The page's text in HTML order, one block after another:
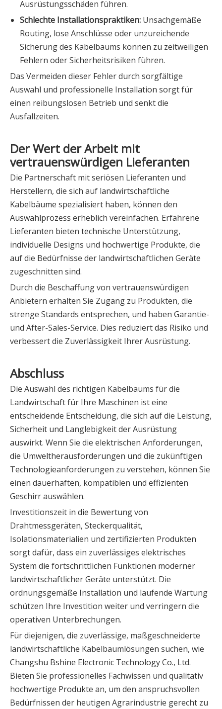
Ausrüstungsschäden führen.
Schlechte Installationspraktiken: Unsachgemäße
Routing, lose Anschlüsse oder unzureichende
Sicherung des Kabelbaums können zu zeitweiligen
Fehlern oder Sicherheitsrisiken führen.
Das Vermeiden dieser Fehler durch sorgfältige
Auswahl und professionelle Installation sorgt für
einen reibungslosen Betrieb und senkt die
Ausfallzeiten.
Der Wert der Arbeit mit
vertrauenswürdigen Lieferanten
Die Partnerschaft mit seriösen Lieferanten und
Herstellern, die sich auf landwirtschaftliche
Kabelbäume spezialisiert haben, können den
Auswahlprozess erheblich vereinfachen. Erfahrene
Lieferanten bieten technische Unterstützung,
individuelle Designs und hochwertige Produkte, die
auf die Bedürfnisse der landwirtschaftlichen Geräte
zugeschnitten sind.
Durch die Beschaffung von vertrauenswürdigen
Anbietern erhalten Sie Zugang zu Produkten, die
strenge Standards entsprechen, und haben Garantie-
und After-Sales-Service. Dies reduziert das Risiko und
verbessert die Zuverlässigkeit Ihrer Ausrüstung.
Abschluss
Die Auswahl des richtigen Kabelbaums für die
Landwirtschaft für Ihre Maschinen ist eine
entscheidende Entscheidung, die sich auf die Leistung,
Sicherheit und Langlebigkeit der Ausrüstung
auswirkt. Wenn Sie die elektrischen Anforderungen,
die Umweltherausforderungen und die zukünftigen
Technologieanforderungen zu verstehen, können Sie
einen dauerhaften, kompatiblen und effizienten
Geschirr auswählen.
Investitionszeit in die Bewertung von
Drahtmessgeräten, Steckerqualität,
Isolationsmaterialien und zertifizierten Produkten
sorgt dafür, dass ein zuverlässiges elektrisches
System die fortschrittlichen Funktionen moderner
landwirtschaftlicher Geräte unterstützt. Die
ordnungsgemäße Installation und laufende Wartung
schützen Ihre Investition weiter und verringern die
operativen Unterbrechungen.
Für diejenigen, die zuverlässige, maßgeschneiderte
landwirtschaftliche Kabelbaumlösungen suchen, wie
Changshu Bshine Electronic Technology Co., Ltd.
Bieten Sie professionelles Fachwissen und qualitativ
hochwertige Produkte an, um den anspruchsvollen
Bedürfnissen der heutigen Agrarindustrie gerecht zu